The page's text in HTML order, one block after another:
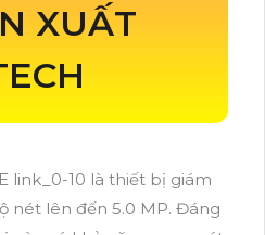
XUẤT
link_0-10 là thiết bị giám
nét lên đến 5.0 MP. Đáng